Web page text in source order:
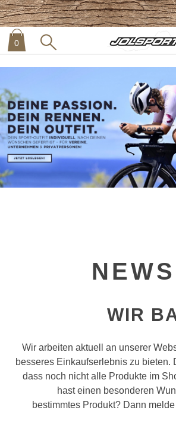
00 item
NEWS
WIR
Wir arbeiten aktuell an unserer
besseres Einkaufserlebnis zu bieten.
dass noch nicht alle Produkte im
hast einen besonderen
bestimmtes Produkt? Dann